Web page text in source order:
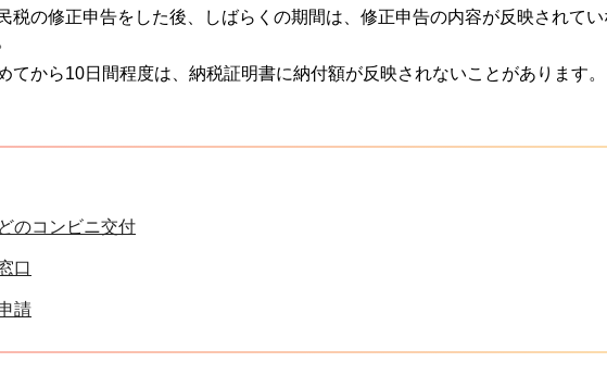
税の修正申告をした後、しばらくの期間は、修正申告の内容が反映されて
てから10日間程度は、納税証明書に納付額が反映されないことがあります。
のコンビニ交付
口
請